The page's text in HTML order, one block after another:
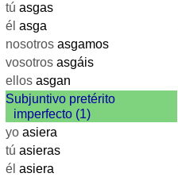
weitere
Spiele
Gehirntraining
Rechentrainer
Puzzle
Quiz
Suchbild
Tierquiz
tú asgas
él asga
nosotros asgamos
vosotros asgáis
ellos asgan
Subjuntivo pretérito
imperfecto (1)
yo asiera
tú asieras
él asiera